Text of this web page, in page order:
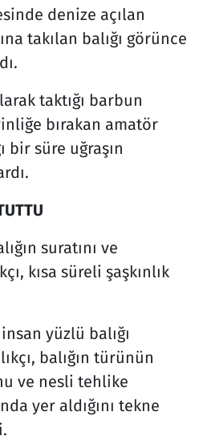
denize açılan
takılan balığı görünce
taktığı barbun
bırakan amatör
bir süre uğraşın
suratını ve
kısa süreli şaşkınlık
yüzlü balığı
balığın türünün
ve nesli tehlike
yer aldığını tekne